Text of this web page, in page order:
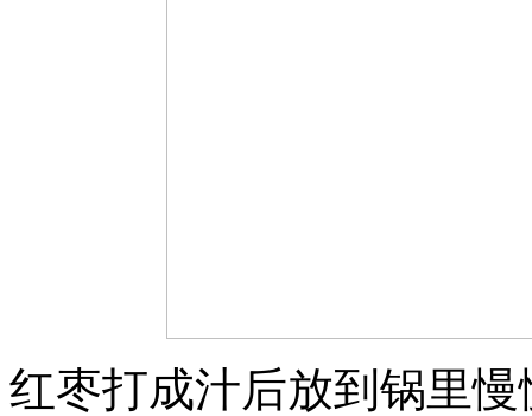
红枣打成汁后放到锅里